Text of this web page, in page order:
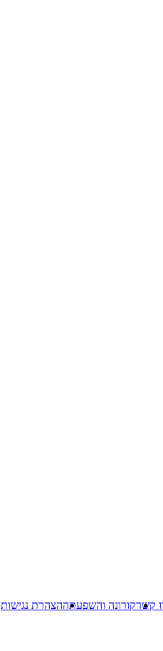
קשרקורונה והשפעתההצהרת נגישות